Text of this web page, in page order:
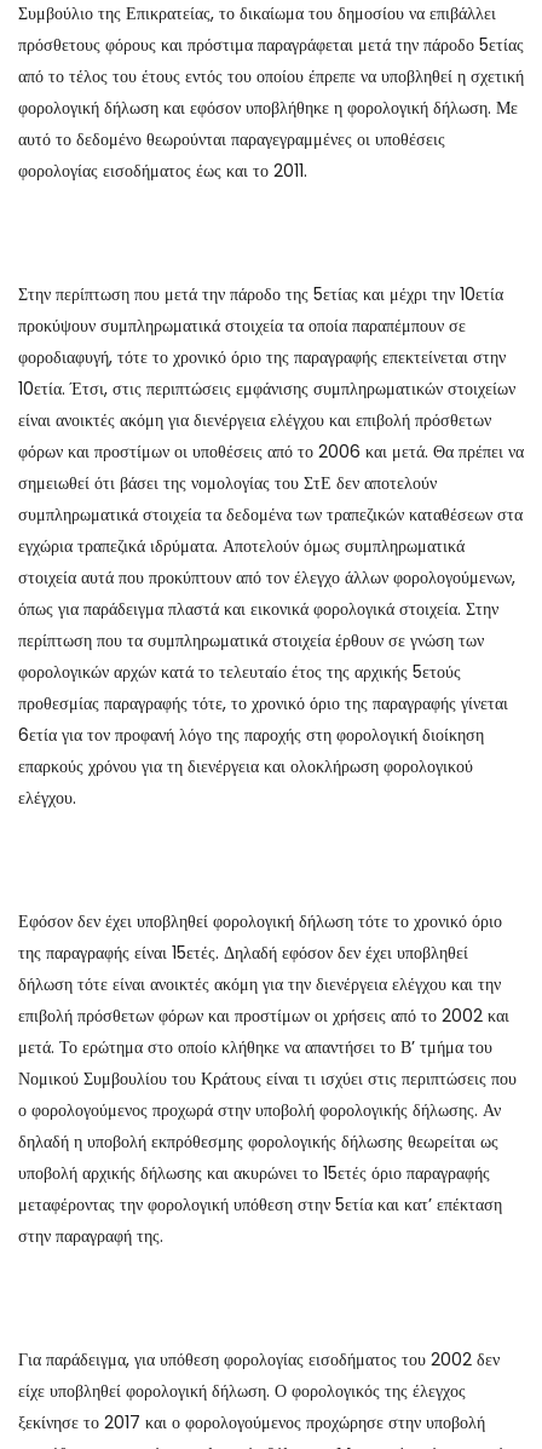
Συμβούλιο της Επικρατείας, το δικαίωμα του δημοσίου να επιβάλλει
πρόσθετους φόρους και πρόστιμα παραγράφεται μετά την πάροδο 5ετίας
από το τέλος του έτους εντός του οποίου έπρεπε να υποβληθεί η σχετική
φορολογική δήλωση και εφόσον υποβλήθηκε η φορολογική δήλωση. Με
αυτό το δεδομένο θεωρούνται παραγεγραμμένες οι υποθέσεις
φορολογίας εισοδήματος έως και το 2011.
Στην περίπτωση που μετά την πάροδο της 5ετίας και μέχρι την 10ετία
προκύψουν συμπληρωματικά στοιχεία τα οποία παραπέμπουν σε
φοροδιαφυγή, τότε το χρονικό όριο της παραγραφής επεκτείνεται στην
10ετία. Έτσι, στις περιπτώσεις εμφάνισης συμπληρωματικών στοιχείων
είναι ανοικτές ακόμη για διενέργεια ελέγχου και επιβολή πρόσθετων
φόρων και προστίμων οι υποθέσεις από το 2006 και μετά. Θα πρέπει να
σημειωθεί ότι βάσει της νομολογίας του ΣτΕ δεν αποτελούν
συμπληρωματικά στοιχεία τα δεδομένα των τραπεζικών καταθέσεων στα
εγχώρια τραπεζικά ιδρύματα. Αποτελούν όμως συμπληρωματικά
στοιχεία αυτά που προκύπτουν από τον έλεγχο άλλων φορολογούμενων,
όπως για παράδειγμα πλαστά και εικονικά φορολογικά στοιχεία. Στην
περίπτωση που τα συμπληρωματικά στοιχεία έρθουν σε γνώση των
φορολογικών αρχών κατά το τελευταίο έτος της αρχικής 5ετούς
προθεσμίας παραγραφής τότε, το χρονικό όριο της παραγραφής γίνεται
6ετία για τον προφανή λόγο της παροχής στη φορολογική διοίκηση
επαρκούς χρόνου για τη διενέργεια και ολοκλήρωση φορολογικού
ελέγχου.
Εφόσον δεν έχει υποβληθεί φορολογική δήλωση τότε το χρονικό όριο
της παραγραφής είναι 15ετές. Δηλαδή εφόσον δεν έχει υποβληθεί
δήλωση τότε είναι ανοικτές ακόμη για την διενέργεια ελέγχου και την
επιβολή πρόσθετων φόρων και προστίμων οι χρήσεις από το 2002 και
μετά. Το ερώτημα στο οποίο κλήθηκε να απαντήσει το Β’ τμήμα του
Νομικού Συμβουλίου του Κράτους είναι τι ισχύει στις περιπτώσεις που
ο φορολογούμενος προχωρά στην υποβολή φορολογικής δήλωσης. Αν
δηλαδή η υποβολή εκπρόθεσμης φορολογικής δήλωσης θεωρείται ως
υποβολή αρχικής δήλωσης και ακυρώνει το 15ετές όριο παραγραφής
μεταφέροντας την φορολογική υπόθεση στην 5ετία και κατ’ επέκταση
στην παραγραφή της.
Για παράδειγμα, για υπόθεση φορολογίας εισοδήματος του 2002 δεν
είχε υποβληθεί φορολογική δήλωση. Ο φορολογικός της έλεγχος
ξεκίνησε το 2017 και ο φορολογούμενος προχώρησε στην υποβολή